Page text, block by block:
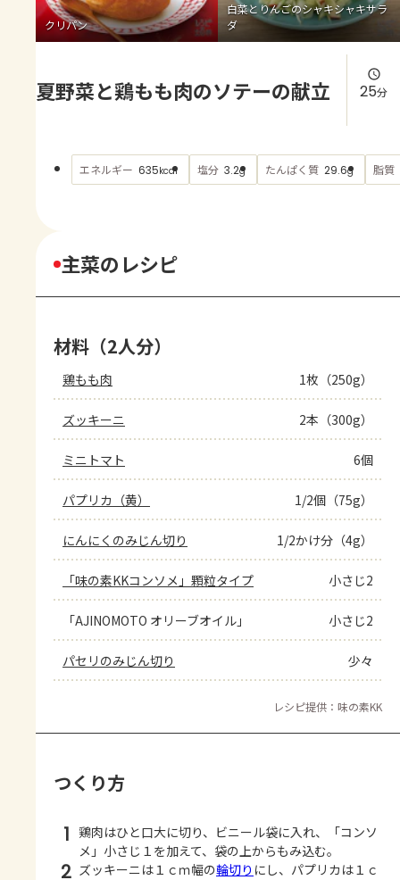
お買い物
AJINOMOTO PARK とは
クリパン
白菜とりんごのシャキシャキサラ
ダ
夏野菜と鶏もも肉のソテーの献立 25分
エネルギー 635kcal 塩分 3.2g たんぱく質 29.6g 脂質
主菜のレシピ
材料（2人分）
鶏もも肉 1枚（250g）
ズッキーニ 2本（300g）
ミニトマト 6個
パプリカ（黄） 1/2個（75g）
にんにくのみじん切り 1/2かけ分（4g）
「味の素KKコンソメ」顆粒タイプ 小さじ2
「AJINOMOTO オリーブオイル」 小さじ2
パセリのみじん切り 少々
レシピ提供：味の素KK
つくり方
1 鶏肉はひと口大に切り、ビニール袋に入れ、「コンソ
メ」小さじ１を加えて、袋の上からもみ込む。
2 ズッキーニは１ｃｍ幅の輪切り にし、パプリカは１ｃ